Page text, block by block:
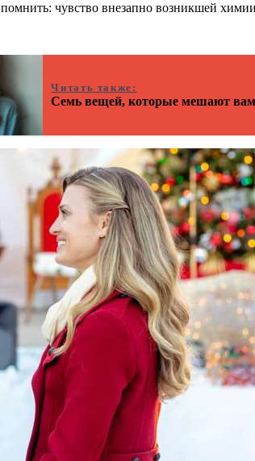
чувство внезапно возникшей
Читать также:
Семь вещей, которые мешают